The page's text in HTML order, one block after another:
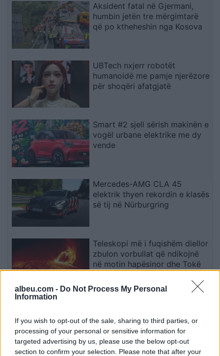
albeu.com - Do Not Process My Personal
Information
If you wish to opt-out of the sale, sharing to third parties, or
processing of your personal or sensitive information for
targeted advertising by us, please use the below opt-out
section to confirm your selection. Please note that after your
Aksident fatal në Gjermani,
humbin jetën tre mërgimtarë
që po ktheheshin nga Kosova
UBTech nxjerr robotët
humanoidë me pamje njerëzore
për shoqëri afatgjatë
Smart #2 sjell sërish makinën e
vogël urbane elektrike me dy
vende
Mercedes-AMG CLA 45
elektrik thyen rekordin e klasës
së tij në Nürburgring
Teleskopi më i fuqishëm diellor
zbulon vorbullat që ndikojnë
në motin hapësinor dhe Tokë
gjithë botën